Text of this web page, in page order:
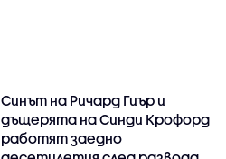
Синът на Ричард Гиър и
дъщерята на Синди Крофорд
работят заедно